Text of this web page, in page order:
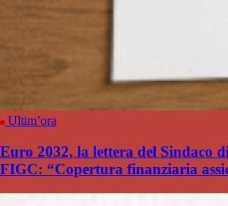
Ultim’ora
Euro 2032, la lettera del Sindaco
FIGC: “Copertura finanziaria